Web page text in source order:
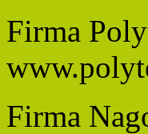
Firma
Firma